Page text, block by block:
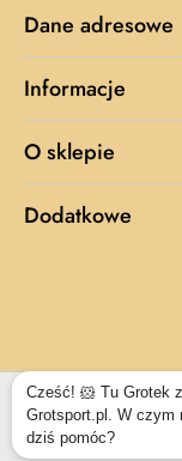
Cześć! 🐹 Tu Grotek z
Grotsport.pl. W czym
dziś pomóc?
Dane adresowe
Informacje
O sklepie
Dodatkowe
Sklep